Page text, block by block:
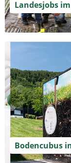
Landesjobs
Bodencubus